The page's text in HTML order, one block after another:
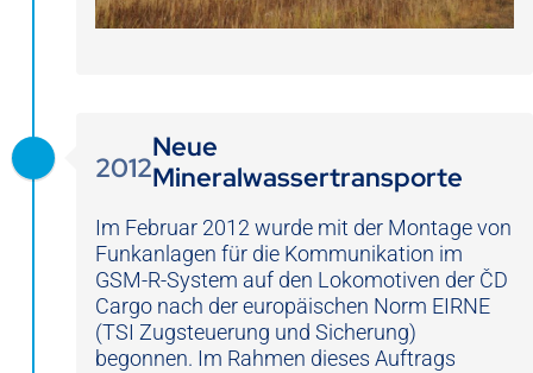
2012
Neue
Mineralwassertransporte
Im Februar 2012 wurde mit der Montage von
Funkanlagen für die Kommunikation im
GSM-R-System auf den Lokomotiven der ČD
Cargo nach der europäischen Norm EIRNE
(TSI Zugsteuerung und Sicherung)
begonnen. Im Rahmen dieses Auftrags